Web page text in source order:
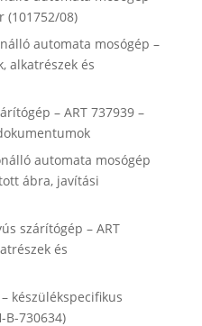
(101752/08)
automata mosógép –
alkatrészek és
– ART 737939 –
automata mosógép
ábra, javítási
szárítógép – ART
és
készülékspecifikus
B-730634)